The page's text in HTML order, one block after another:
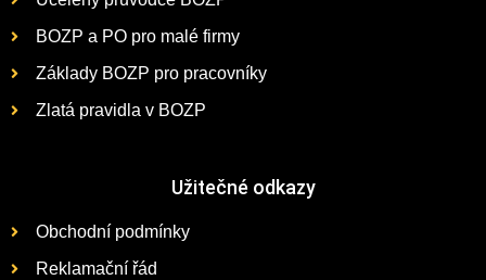
BOZP a PO pro malé firmy
Základy BOZP pro pracovníky
Zlatá pravidla v BOZP
Užitečné odkazy
Obchodní podmínky
Reklamační řád